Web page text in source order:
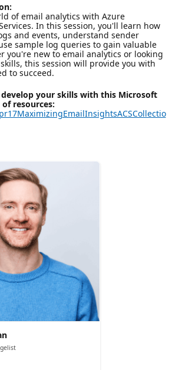
of email analytics with Azure
In this session, you'll learn how
and events, understand sender
sample log queries to gain valuable
you're new to email analytics or looking
this session will provide you with
to succeed.
develop your skills with this Microsoft
resources: